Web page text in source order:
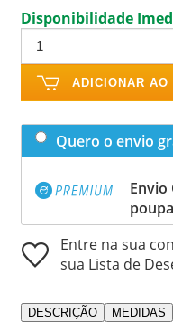
Disponibilidade
ADICIONAR AO
Quero o envio
Envio
Entre na sua
sua Lista de
DESCRIÇÃO MEDIDAS